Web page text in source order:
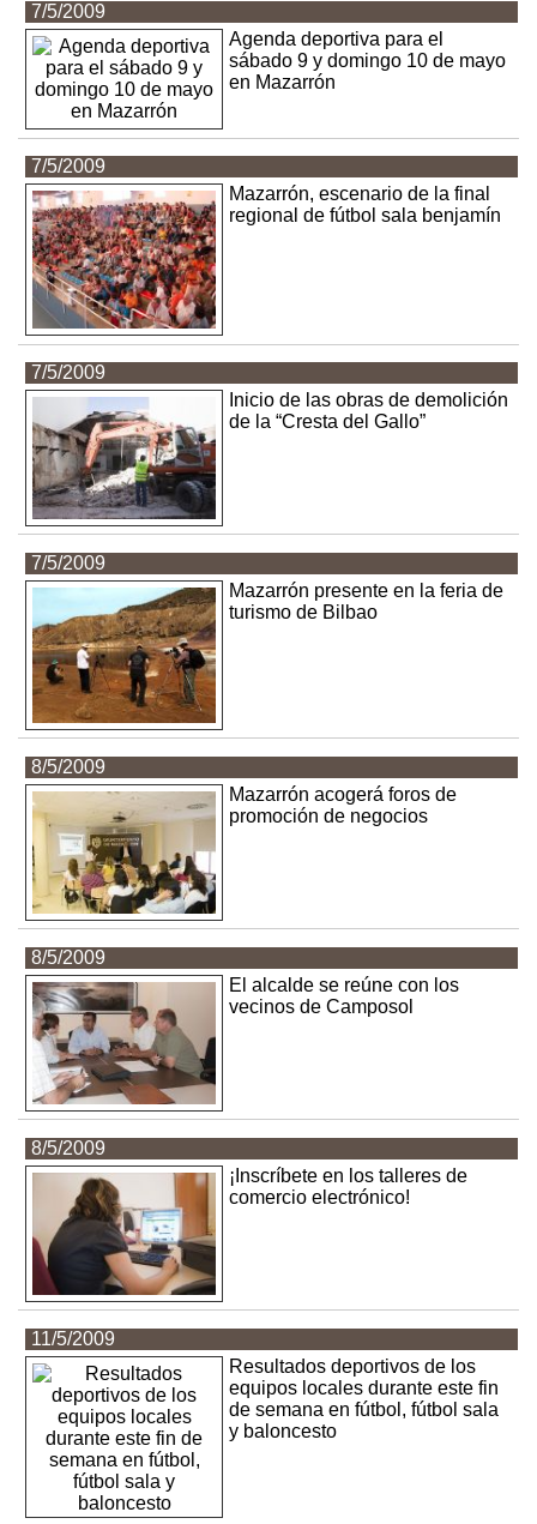
7/5/2009
Agenda deportiva para el
sábado 9 y domingo 10 de mayo
en Mazarrón
7/5/2009
Mazarrón, escenario de la final
regional de fútbol sala benjamín
7/5/2009
Inicio de las obras de demolición
de la “Cresta del Gallo”
7/5/2009
Mazarrón presente en la feria de
turismo de Bilbao
8/5/2009
Mazarrón acogerá foros de
promoción de negocios
8/5/2009
El alcalde se reúne con los
vecinos de Camposol
8/5/2009
¡Inscríbete en los talleres de
comercio electrónico!
11/5/2009
Resultados deportivos de los
equipos locales durante este fin
de semana en fútbol, fútbol sala
y baloncesto